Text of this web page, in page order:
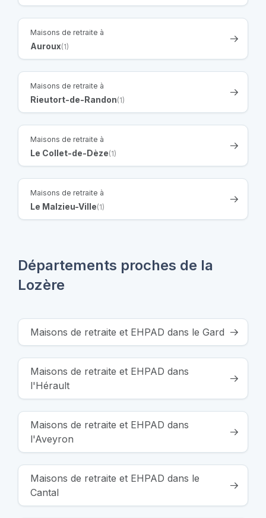
Maisons de retraite à
Auroux(1)
Maisons de retraite à
Rieutort-de-Randon(1)
Maisons de retraite à
Le Collet-de-Dèze(1)
Maisons de retraite à
Le Malzieu-Ville(1)
Départements proches de la
Lozère
Maisons de retraite et EHPAD dans le Gard
Maisons de retraite et EHPAD dans
l'Hérault
Maisons de retraite et EHPAD dans
l'Aveyron
Maisons de retraite et EHPAD dans le
Cantal